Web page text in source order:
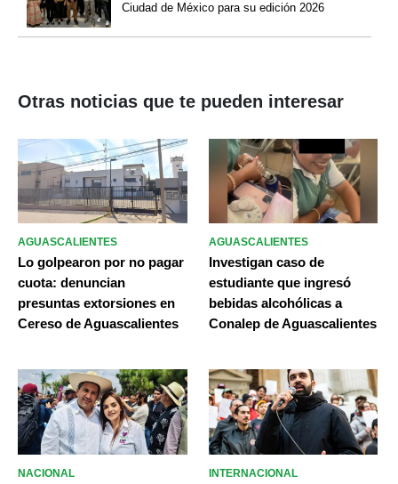
Ciudad de México para su edición 2026
Otras noticias que te pueden interesar
AGUASCALIENTES
Lo golpearon por no pagar
cuota: denuncian
presuntas extorsiones en
Cereso de Aguascalientes
AGUASCALIENTES
Investigan caso de
estudiante que ingresó
bebidas alcohólicas a
Conalep de Aguascalientes
NACIONAL INTERNACIONAL